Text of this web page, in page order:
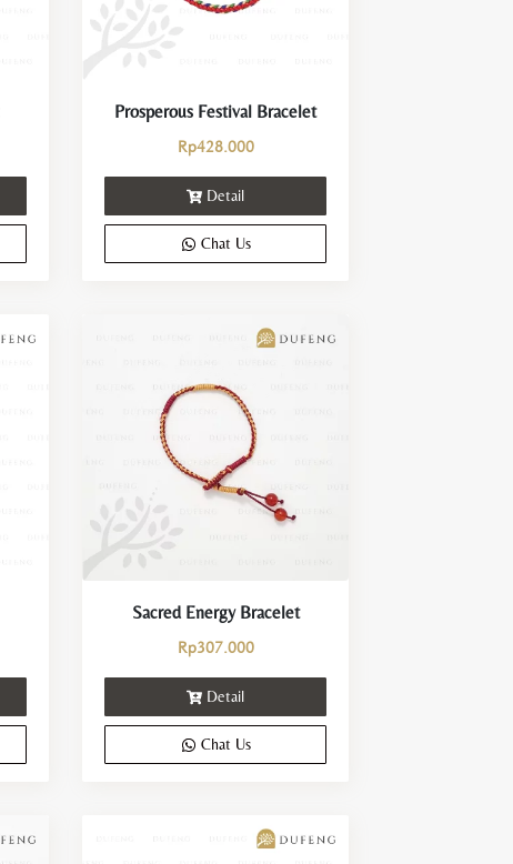
Prosperous Festival Bracelet
Rp428.000
Detail
Chat Us
Sacred Energy Bracelet
Rp307.000
Detail
Chat Us